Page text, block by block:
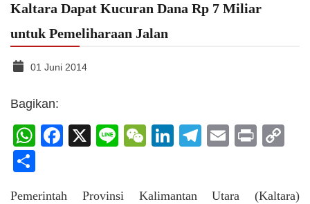
Kaltara Dapat Kucuran Dana Rp 7 Miliar
untuk Pemeliharaan Jalan
01 Juni 2014
Bagikan:
WhatsApp
Facebook
X LineWeChat
LinkedIn
Telegram
Email
Print
Pemerintah Provinsi Kalimantan Utara (Kaltara)